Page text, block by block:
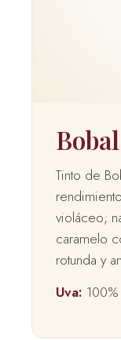
Tinto de
violáceo;
caramelo
rotunda y
Uva: 100%